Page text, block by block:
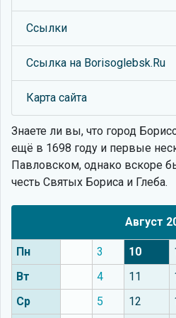
Ссылки
Ссылка на Borisoglebsk.Ru
Карта сайта
Знаете ли вы, что город
ещё в 1698 году и первые
Павловском, однако вскоре
честь Святых Бориса и Глеба.
Август
Пн 3 10
Вт
4 11
Ср
5 12